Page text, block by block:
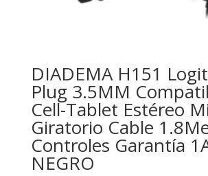
DIADEMA H151
Plug 3.5MM
Cell-Tablet Estéreo
Giratorio Cable
Controles Garantía
NEGRO